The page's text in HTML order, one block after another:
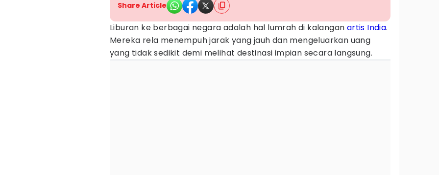
Share Article
Liburan ke berbagai negara adalah hal lumrah di kalangan artis India.
Mereka rela menempuh jarak yang jauh dan mengeluarkan uang
yang tidak sedikit demi melihat destinasi impian secara langsung.